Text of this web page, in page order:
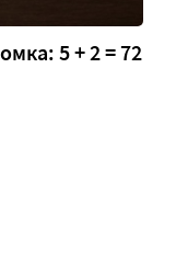
5 + 2 = 72